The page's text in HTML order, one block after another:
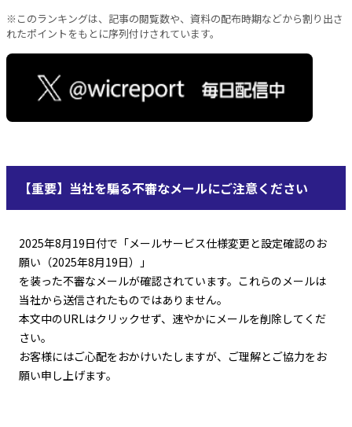
※このランキングは、記事の閲覧数や、資料の配布時期などから割り出さ
れたポイントをもとに序列付けされています。
【重要】当社を騙る不審なメールにご注意ください
2025年8月19日付で「メールサービス仕様変更と設定確認のお
願い（2025年8月19日）」
を装った不審なメールが確認されています。これらのメールは
当社から送信されたものではありません。
本文中のURLはクリックせず、速やかにメールを削除してくだ
さい。
お客様にはご心配をおかけいたしますが、ご理解とご協力をお
願い申し上げます。